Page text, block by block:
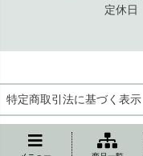
定休日
特定商取引法に基づく表示
個人情報の取扱